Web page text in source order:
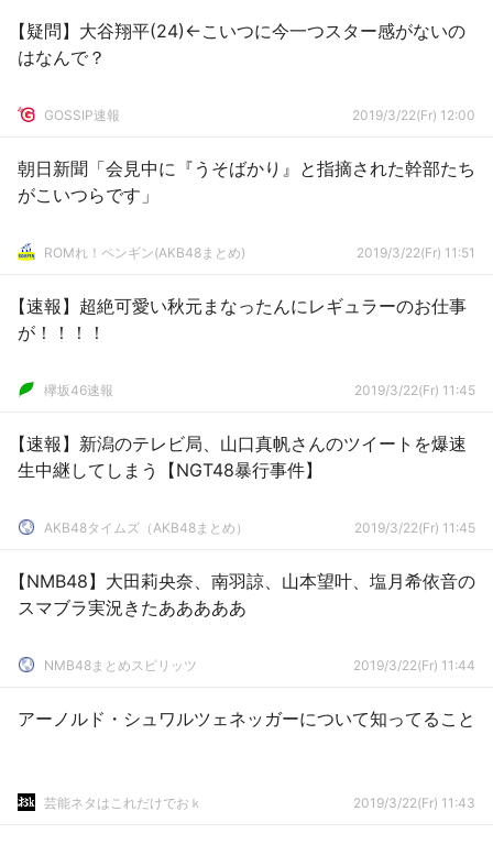
【疑問】大谷翔平(24)←こいつに今一つスター感がないの
はなんで？
GOSSIP速報 2019/3/22(Fr) 12:00
朝日新聞「会見中に『うそばかり』と指摘された幹部たち
がこいつらです」
ROMれ！ペンギン(AKB48まとめ) 2019/3/22(Fr) 11:51
【速報】超絶可愛い秋元まなったんにレギュラーのお仕事
が！！！！
欅坂46速報 2019/3/22(Fr) 11:45
【速報】新潟のテレビ局、山口真帆さんのツイートを爆速
生中継してしまう【NGT48暴行事件】
AKB48タイムズ（AKB48まとめ） 2019/3/22(Fr) 11:45
【NMB48】大田莉央奈、南羽諒、山本望叶、塩月希依音の
スマブラ実況きたあああああ
NMB48まとめスピリッツ 2019/3/22(Fr) 11:44
アーノルド・シュワルツェネッガーについて知ってること
芸能ネタはこれだけでおｋ 2019/3/22(Fr) 11:43